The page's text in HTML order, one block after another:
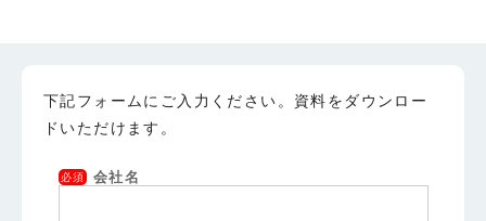
下記フォームにご入力ください。資料をダウンロー
ドいただけます。
必須 会社名